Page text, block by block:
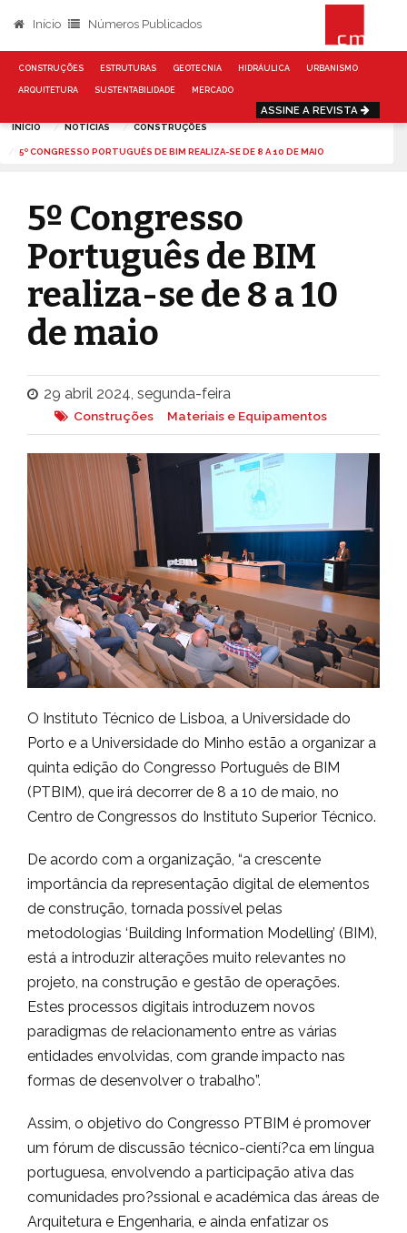
Início Números Publicados
CONSTRUÇÕES ESTRUTURAS GEOTECNIA HIDRÁULICA URBANISMO
ARQUITETURA SUSTENTABILIDADE MERCADO
ASSINE A REVISTA
INÍCIO NOTÍCIAS CONSTRUÇÕES
5º CONGRESSO PORTUGUÊS DE BIM REALIZA-SE DE 8 A 10 DE MAIO
5º Congresso
Português de BIM
realiza-se de 8 a 10
de maio
29 abril 2024, segunda-feira
Construções Materiais e Equipamentos
O Instituto Técnico de Lisboa, a Universidade do
Porto e a Universidade do Minho estão a organizar a
quinta edição do Congresso Português de BIM
(PTBIM), que irá decorrer de 8 a 10 de maio, no
Centro de Congressos do Instituto Superior Técnico.
De acordo com a organização, “a crescente
importância da representação digital de elementos
de construção, tornada possível pelas
metodologias ‘Building Information Modelling’ (BIM),
está a introduzir alterações muito relevantes no
projeto, na construção e gestão de operações.
Estes processos digitais introduzem novos
paradigmas de relacionamento entre as várias
entidades envolvidas, com grande impacto nas
formas de desenvolver o trabalho”.
Assim, o objetivo do Congresso PTBIM é promover
um fórum de discussão técnico-cientí?ca em língua
portuguesa, envolvendo a participação ativa das
comunidades pro?ssional e académica das áreas de
Arquitetura e Engenharia, e ainda enfatizar os